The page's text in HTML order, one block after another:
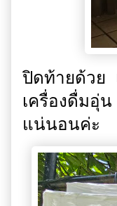
ปิดท้ายด้วย
เครื่องดื่มอุ่
แน่นอนค่ะ